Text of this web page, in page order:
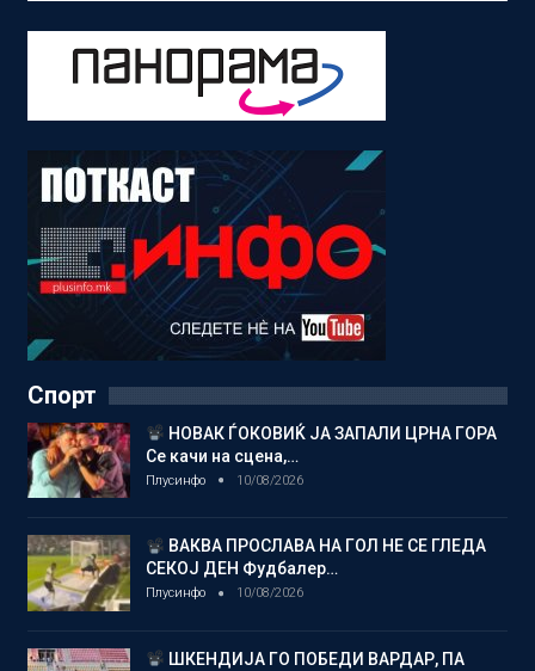
Спорт
НОВАК ЃОКОВИЌ ЈА ЗАПАЛИ ЦРНА ГОРА
Се качи на сцена,…
Плусинфо 10/08/2026
ВАКВА ПРОСЛАВА НА ГОЛ НЕ СЕ ГЛЕДА
СЕКОЈ ДЕН Фудбалер…
Плусинфо 10/08/2026
ШКЕНДИЈА ГО ПОБЕДИ ВАРДАР, ПА